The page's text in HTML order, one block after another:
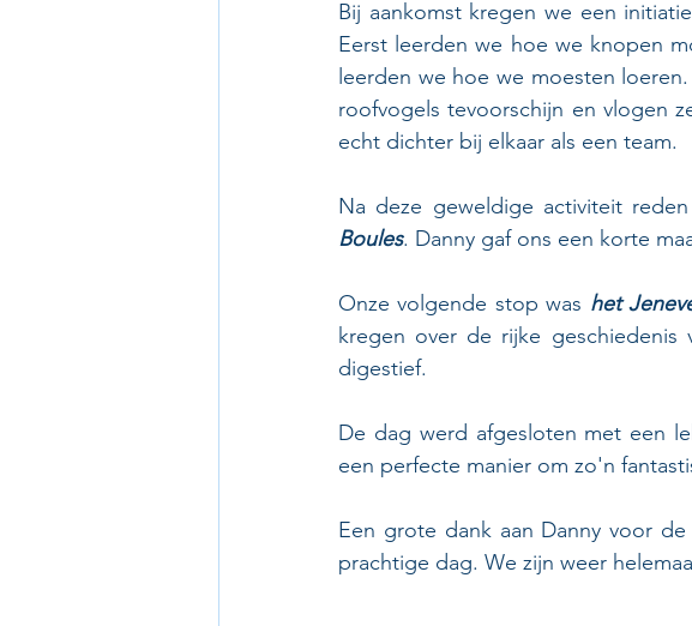
Bij aankomst kregen we een
Eerst leerden we hoe we knopen
leerden we hoe we moesten
roofvogels tevoorschijn en vlogen
echt dichter bij elkaar als een team.
Na deze geweldige activiteit
Boules. Danny gaf ons een korte
Onze volgende stop was het
kregen over de rijke
digestief.
De dag werd afgesloten met een
een perfecte manier om zo'n
Een grote dank aan Danny voor
prachtige dag. We zijn weer